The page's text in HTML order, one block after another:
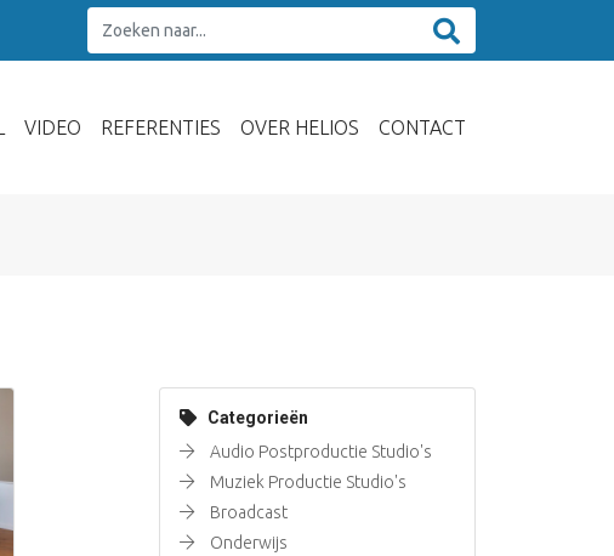
VIDEO REFERENTIES OVER HELIOS CONTACT
Categorieën
Audio Postproductie Studio's
Muziek Productie Studio's
Broadcast
Onderwijs